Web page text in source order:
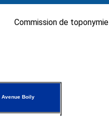
Commission de toponymie
Avenue Boily